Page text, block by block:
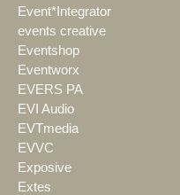
Event*Integrator
events creative
Eventshop
Eventworx
EVERS PA
EVI Audio
EVTmedia
EVVC
Exposive
Extes